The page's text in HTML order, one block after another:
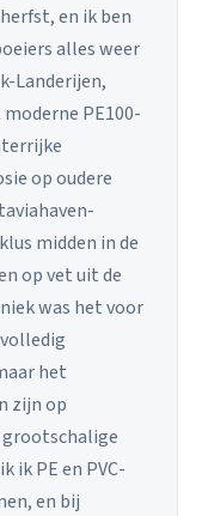
en ik ben
alles weer
Landerijen,
PE100-
op oudere
midden in de
op vet uit de
was het voor
het
zijn op
grootschalige
ik PE en PVC-
en bij